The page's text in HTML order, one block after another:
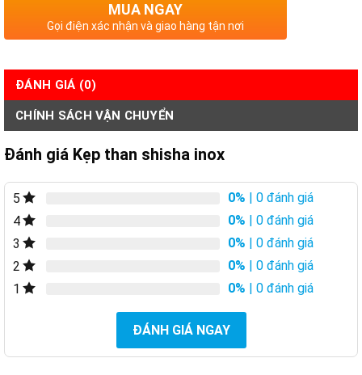
MUA NGAY
Gọi điện xác nhận và giao hàng tận nơi
ĐÁNH GIÁ (0)
CHÍNH SÁCH VẬN CHUYỂN
Đánh giá Kẹp than shisha inox
5 0% | 0 đánh giá
4
0% | 0 đánh giá
3
0% | 0 đánh giá
2
0% | 0 đánh giá
1
0% | 0 đánh giá
ĐÁNH GIÁ NGAY